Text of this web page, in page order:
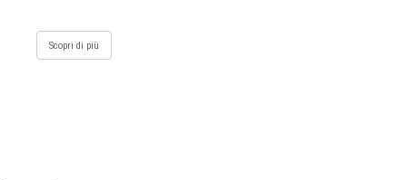
Scopri di più